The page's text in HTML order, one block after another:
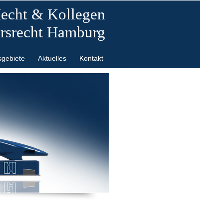
& Kollegen
Hamburg
Aktuelles Kontakt